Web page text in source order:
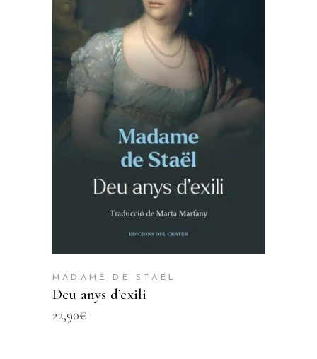
AFEGEIX A LA CISTELLA
MADAME DE STAËL
Deu anys d’exili
22,90€